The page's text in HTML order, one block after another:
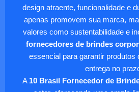
design atraente, funcionalidade e
apenas promovem sua marca,
valores como sustentabilidade e
fornecedores de brindes
essencial para garantir produtos
entrega no
A 10 Brasil Fornecedor de